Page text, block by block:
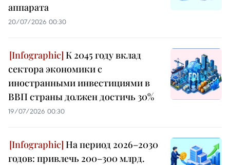
аппарата
20/07/2026 00:30
К 2045 году вклад
сектора экономики с
иностранными инвестициями в
ВВП страны должен достичь 30%
19/07/2026 00:30
На период 2026–2030
годов: привлечь 200–300 млрд.